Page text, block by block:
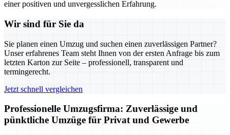
einer positiven und unvergesslichen Erfahrung.
Wir sind für Sie da
Sie planen einen Umzug und suchen einen zuverlässigen Partner?
Unser erfahrenes Team steht Ihnen von der ersten Anfrage bis zum
letzten Karton zur Seite – professionell, transparent und
termingerecht.
Jetzt schnell vergleichen
Professionelle Umzugsfirma: Zuverlässige und
pünktliche Umzüge für Privat und Gewerbe